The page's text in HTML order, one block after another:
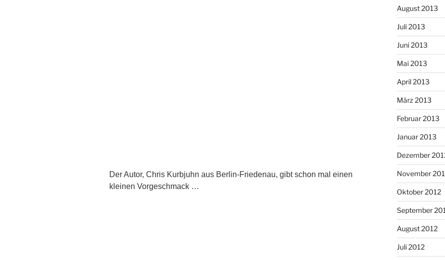
Der Autor, Chris Kurbjuhn aus Berlin-Friedenau, gibt schon mal einen
kleinen Vorgeschmack …
August 2013
Juli 2013
Juni 2013
Mai 2013
April 2013
März 2013
Februar 2013
Januar 2013
Dezember
November
Oktober 2012
September
August 2012
Juli 2012